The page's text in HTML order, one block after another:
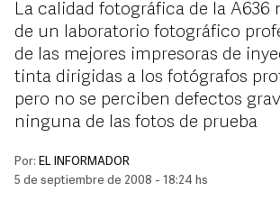
La calidad fotográfica de la A636
de un laboratorio fotográfico
de las mejores impresoras de
tinta dirigidas a los fotógrafos
pero no se perciben defectos
ninguna de las fotos de prueba
Por: EL INFORMADOR
5 de septiembre de 2008 - 18:24 hs